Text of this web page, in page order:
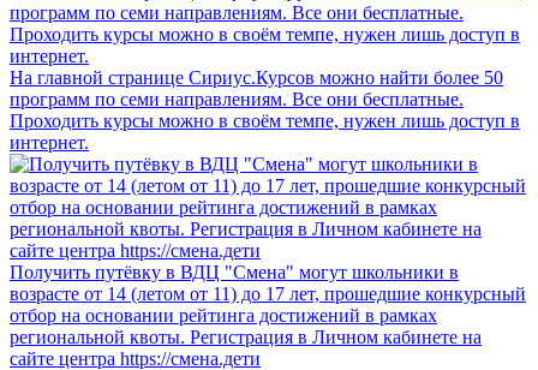
На главной странице Сириус.Курсов можно найти более 50
программ по семи направлениям. Все они бесплатные.
Проходить курсы можно в своём темпе, нужен лишь доступ в
интернет.
Получить путёвку в ВДЦ "Смена" могут школьники в
возрасте от 14 (летом от 11) до 17 лет, прошедшие конкурсный
отбор на основании рейтинга достижений в рамках
региональной квоты. Регистрация в Личном кабинете на
сайте центра https://смена.дети